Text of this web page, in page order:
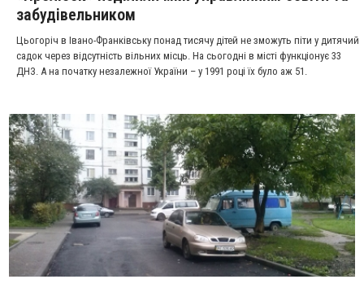
забудівельником
Цьогоріч в Івано-Франківську понад тисячу дітей не зможуть піти у дитячий
садок через відсутність вільних місць. На сьогодні в місті функціонує 33
ДНЗ. А на початку незалежної України – у 1991 році їх було аж 51.